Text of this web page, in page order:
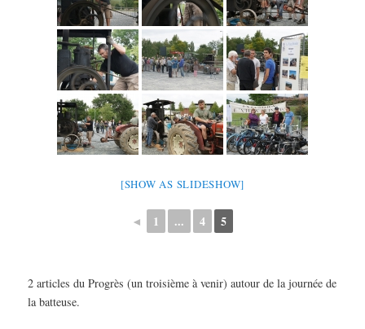
[SHOW AS SLIDESHOW]
◄ 1 ... 4 5
2 articles du Progrès (un troisième à venir) autour de la journée de
la batteuse.